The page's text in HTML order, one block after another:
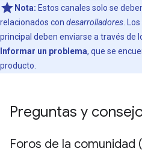
Nota: Estos canales solo se
relacionados con desarrolladores .
principal deben enviarse a través de
Informar un problema, que se
producto.
Preguntas y
Foros de la comunidad